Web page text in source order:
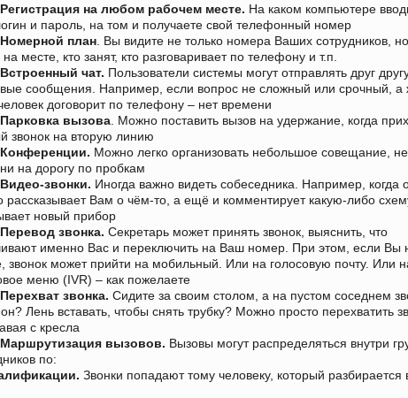
Регистрация на любом рабочем месте. На каком компьютере
и пароль, на том и получаете свой телефонный номер
Номерной план . Вы видите не только номера Ваших сотрудников,
на месте, кто занят, кто разговаривает по телефону и т.п.
Встроенный чат. Пользователи системы могут отправлять друг
сообщения. Например, если вопрос не сложный или срочный, а
договорит по телефону – нет времени
Парковка вызова . Можно поставить вызов на удержание, когда
звонок на вторую линию
Конференции. Можно легко организовать небольшое совещание, не
на дорогу по пробкам
Видео-звонки. Иногда важно видеть собеседника. Например, когда
рассказывает Вам о чём-то, а ещё и комментирует какую-либо
новый прибор
Перевод звонка.Секретарь может принять звонок, выяснить, что
именно Вас и переключить на Ваш номер. При этом, если Вы
звонок может прийти на мобильный. Или на голосовую почту. Или
меню (IVR) – как пожелаете
Перехват звонка.Сидите за своим столом, а на пустом соседнем
Лень вставать, чтобы снять трубку? Можно просто перехватить
с кресла
Маршрутизация вызовов. Вызовы могут распределяться внутри
по:
Звонки попадают тому человеку, который разбирается